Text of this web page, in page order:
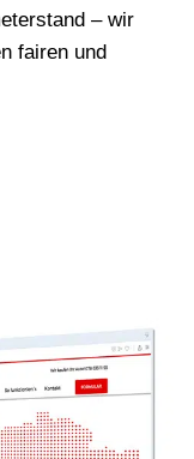
– wir
fairen und